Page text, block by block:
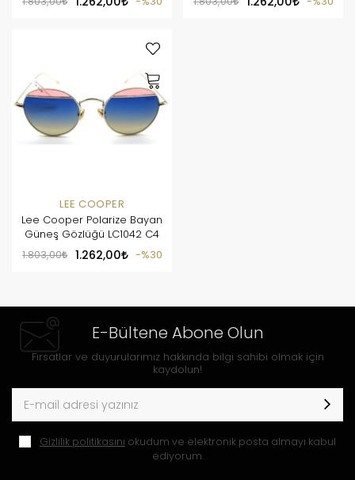
LEE COOPER
Lee Cooper Polarize Bayan
Güneş Gözlüğü LC1042 C4
1.803,00
1.262,00 %30
E-Bültene Abone Olun
Fırsatlar ve duyurularımız hakkında bilgi sahibi olmak için
kaydolun!
Gizlilik politikasını okudum ve elektronik posta almayı kabul
ediyorum.